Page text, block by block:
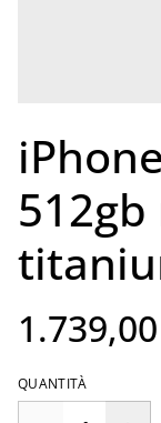
QUANTITÀ